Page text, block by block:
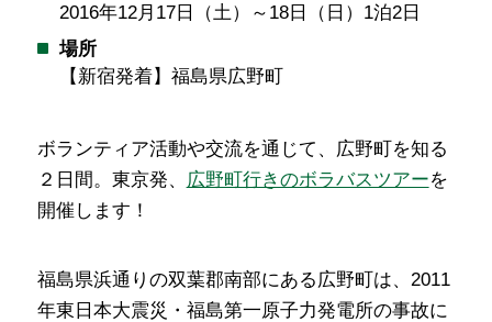
2016年12月17日（土）～18日（日）1泊2日
場所
【新宿発着】福島県広野町
ボランティア活動や交流を通じて、広野町を知る
２日間。東京発、 広野町行きのボラバスツアーを
開催します！
福島県浜通りの双葉郡南部にある広野町は、2011
年東日本大震災・福島第一原子力発電所の事故に